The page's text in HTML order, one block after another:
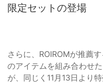
限定セットの登場
さらに、ROIROMが推薦
のアイテムを組み合わせた
が、同じく11月13日より